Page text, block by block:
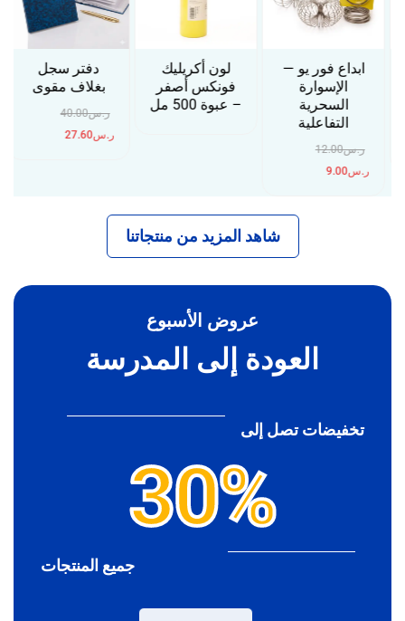
ابداع فور يو —
الإسوارة
السحرية
التفاعلية
ر.س12.00
ر.س9.00
لون أكريليك
فونكس أصفر
– عبوة 500 مل
دفتر سجل
بغلاف مقوى
ر.س40.00
ر.س27.60
شاهد المزيد من منتجاتنا
عروض الأسبوع
العودة إلى المدرسة
تخفيضات تصل إلى
30%
جميع المنتجات